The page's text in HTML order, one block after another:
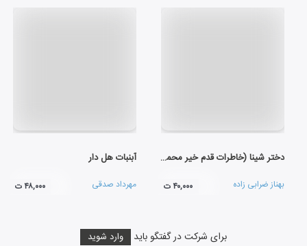
دختر شینا (خاطرات قدم خیر محمدی کنعان)
بهناز ضرابی زاده ۴۰,۰۰۰ ت
آبنبات هل دار
مهرداد صدقی ۴۸,۰۰۰ ت
برای شرکت در گفتگو باید وارد شوید